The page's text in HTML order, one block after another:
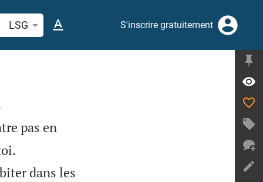
d'un verset biblique ou mot
LSG S'inscrire gratuitement
pas en

dans les